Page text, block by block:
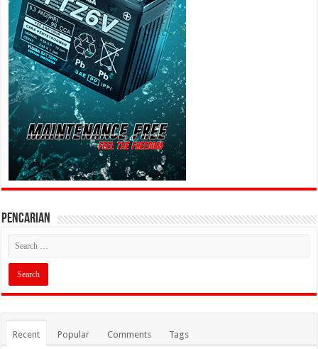
PENCARIAN
Recent Popular Comments Tags